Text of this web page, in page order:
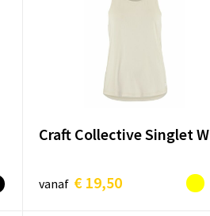
Craft Collective Singlet W
vanaf € 19,50